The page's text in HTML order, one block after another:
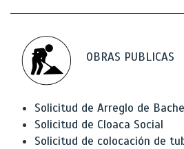
OBRAS PUBLICAS
Solicitud de Arreglo de
Solicitud de Cloaca Social
Solicitud de colocación de